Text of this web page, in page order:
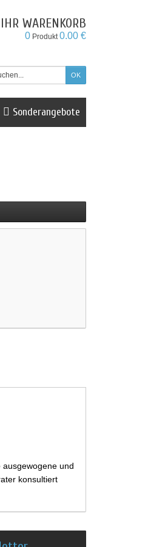
IHR WARENKORB
0 Produkt0.00 €
Sonderangebote
und
konsultiert